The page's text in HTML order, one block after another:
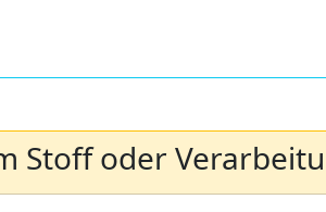
Stoff oder